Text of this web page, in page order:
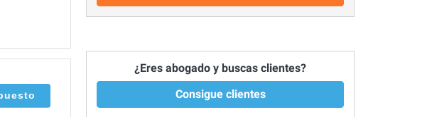
¿Eres abogado y buscas clientes?
Consigue clientes